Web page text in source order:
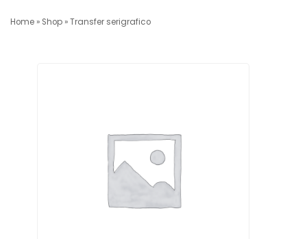
Home » Shop »Transfer serigrafico